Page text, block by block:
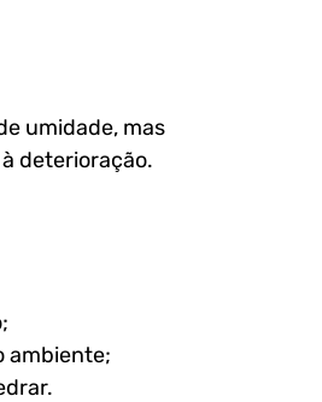
umidade, mas
deterioração.
ambiente;